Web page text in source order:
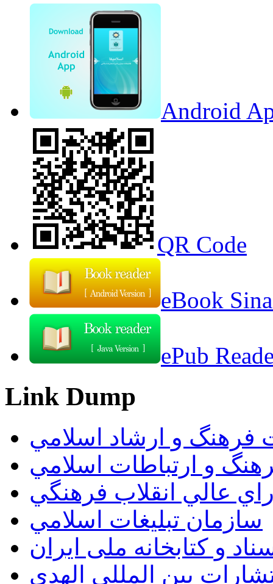
Android
QR Code
eBook
ePub
Link Dump
فرهنگ و ارشاد اسلامي
و ارتباطات اسلامي
عالي انقلاب فرهنگي
سازمان تبليغات اسلامي
و کتابخانه ملی ایران
بين المللي الهدي